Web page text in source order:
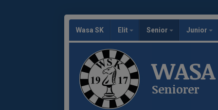
Wasa SK Elit Senior Junior
Seniorer